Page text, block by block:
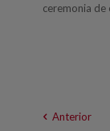
ceremonia
Anterior